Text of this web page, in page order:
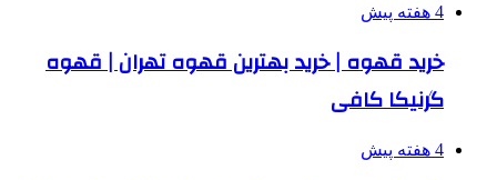
4 هفته پیش
خرید قهوه | خرید بهترین قهوه تهران | قهوه
گرنیکا کافی
4 هفته پیش